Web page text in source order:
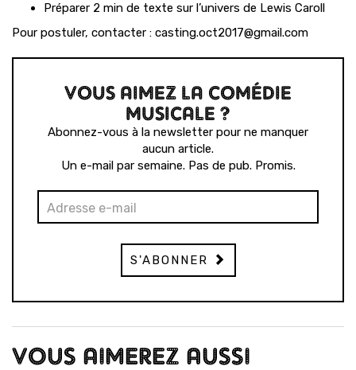
Préparer 2 min de texte sur l’univers de Lewis Caroll
Pour postuler, contacter : casting.oct2017@gmail.com
VOUS AIMEZ LA COMÉDIE
MUSICALE ?
Abonnez-vous à la newsletter pour ne manquer
aucun article.
Un e-mail par semaine. Pas de pub. Promis.
S'ABONNER
VOUS AIMEREZ AUSSI